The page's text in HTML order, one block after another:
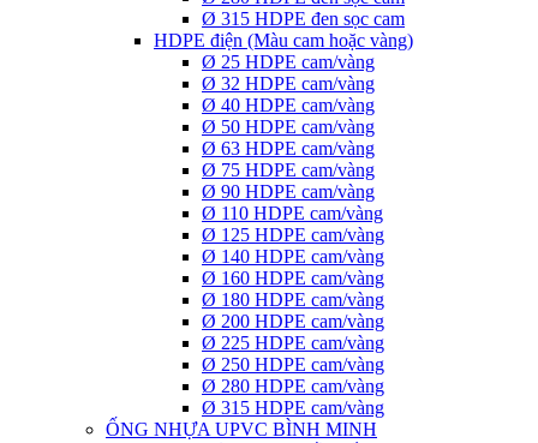
Ø 315 HDPE đen sọc cam
HDPE điện (Màu cam hoặc vàng)
Ø 25 HDPE cam/vàng
Ø 32 HDPE cam/vàng
Ø 40 HDPE cam/vàng
Ø 50 HDPE cam/vàng
Ø 63 HDPE cam/vàng
Ø 75 HDPE cam/vàng
Ø 90 HDPE cam/vàng
Ø 110 HDPE cam/vàng
Ø 125 HDPE cam/vàng
Ø 140 HDPE cam/vàng
Ø 160 HDPE cam/vàng
Ø 180 HDPE cam/vàng
Ø 200 HDPE cam/vàng
Ø 225 HDPE cam/vàng
Ø 250 HDPE cam/vàng
Ø 280 HDPE cam/vàng
Ø 315 HDPE cam/vàng
ỐNG NHỰA UPVC BÌNH MINH